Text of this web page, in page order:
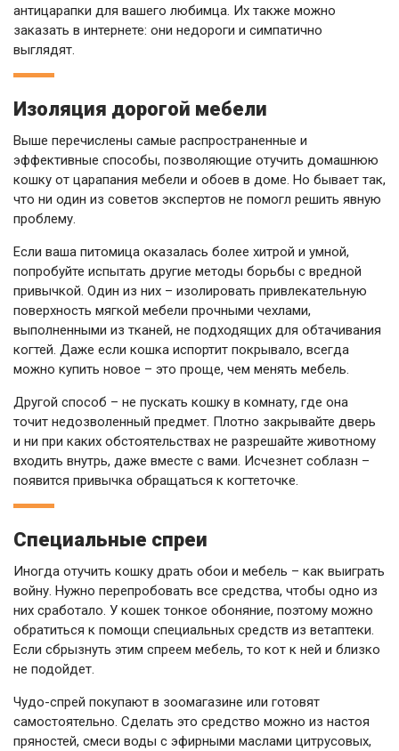
антицарапки для вашего любимца. Их также можно
заказать в интернете: они недороги и симпатично
выглядят.
Изоляция дорогой мебели
Выше перечислены самые распространенные и
эффективные способы, позволяющие отучить домашнюю
кошку от царапания мебели и обоев в доме. Но бывает так,
что ни один из советов экспертов не помогл решить явную
проблему.
Если ваша питомица оказалась более хитрой и умной,
попробуйте испытать другие методы борьбы с вредной
привычкой. Один из них – изолировать привлекательную
поверхность мягкой мебели прочными чехлами,
выполненными из тканей, не подходящих для обтачивания
когтей. Даже если кошка испортит покрывало, всегда
можно купить новое – это проще, чем менять мебель.
Другой способ – не пускать кошку в комнату, где она
точит недозволенный предмет. Плотно закрывайте дверь
и ни при каких обстоятельствах не разрешайте животному
входить внутрь, даже вместе с вами. Исчезнет соблазн –
появится привычка обращаться к когтеточке.
Специальные спреи
Иногда отучить кошку драть обои и мебель – как выиграть
войну. Нужно перепробовать все средства, чтобы одно из
них сработало. У кошек тонкое обоняние, поэтому можно
обратиться к помощи специальных средств из ветаптеки.
Если сбрызнуть этим спреем мебель, то кот к ней и близко
не подойдет.
Чудо-спрей покупают в зоомагазине или готовят
самостоятельно. Сделать это средство можно из настоя
пряностей, смеси воды с эфирными маслами цитрусовых,